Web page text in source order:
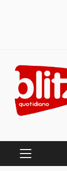
content
PRIMARY